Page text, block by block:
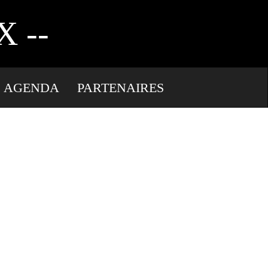
--
AGENDA PARTENAIRES